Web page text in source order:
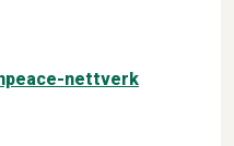
nettverk